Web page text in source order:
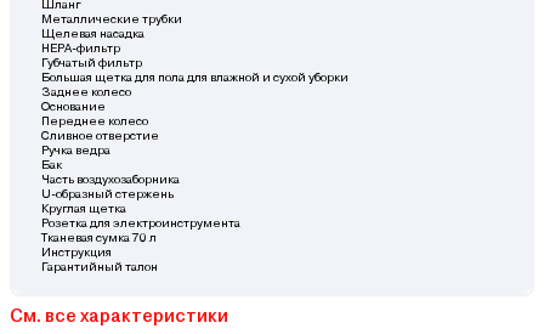
Шланг
Металлические трубки
Щелевая насадка
НЕРА-фильтр
Губчатый фильтр
Большая щетка для пола для влажной и сухой уборки
Заднее колесо
Основание
Переднее колесо
Сливное отверстие
Ручка ведра
Бак
Часть воздухозаборника
U-образный стержень
Круглая щетка
Розетка для электроинструмента
Тканевая сумка 70 л
Инструкция
Гарантийный талон
См. все характеристики